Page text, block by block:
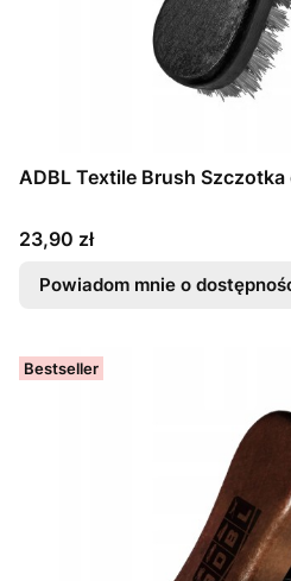
ADBL Textile Brush
Cena
23,90 zł
Powiadom mnie o
Bestseller